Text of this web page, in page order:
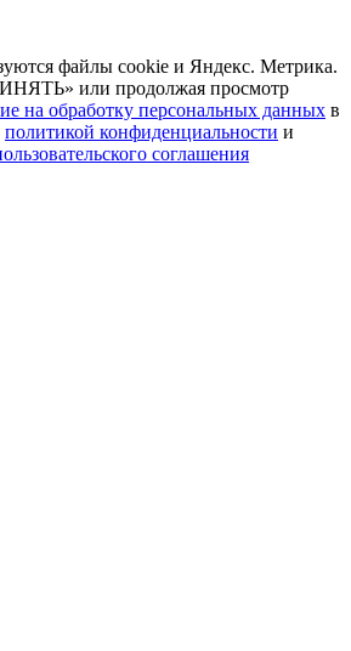
файлы cookie и Яндекс. Метрика.
или продолжая просмотр
на обработку персональных данных в
политикой конфиденциальности и
соглашения